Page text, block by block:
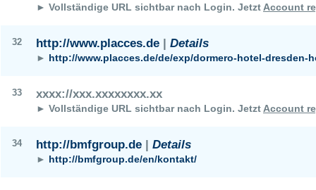
► Vollständige URL sichtbar nach Login. Jetzt Account
32 http://www.placces.de | Details
► http://www.placces.de/de/exp/dormero-hotel-dresden-
33 xxxx://xxx.xxxxxxxx.xx
► Vollständige URL sichtbar nach Login. Jetzt Account
34 http://bmfgroup.de | Details
► http://bmfgroup.de/en/kontakt/